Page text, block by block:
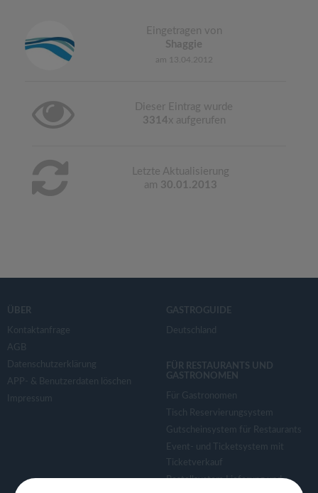
Eingetragen von
Shaggie
am 13.04.2012
Dieser Eintrag wurde
3314x aufgerufen
Letzte Aktualisierung
am 30.01.2013
ÜBER
Kontaktanfrage
AGB
Datenschutzerklärung
APP- & Benutzerdaten löschen
Impressum
GASTROGUIDE
Deutschland
FÜR RESTAURANTS UND
GASTRONOMEN
Für Gastronomen
Tisch Reservierungsystem
Gutscheinsystem für Restaurants
Event- und Ticketsystem mit
Ticketverkauf
Bestellsystem Lieferung und